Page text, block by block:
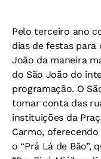
Pelo terceiro ano
dias de festas para
João da maneira
do São João do
programação. O
tomar conta das
instituições da
Carmo,
o “Prá Lá de